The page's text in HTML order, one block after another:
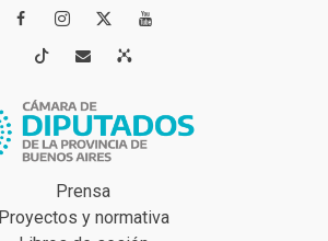
 
 
Prensa
Proyectos y normativa